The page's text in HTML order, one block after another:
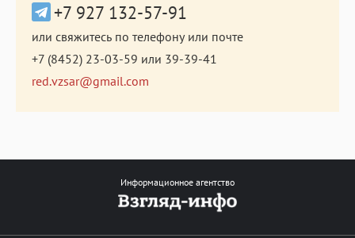
+7 927 132-57-91
или свяжитесь по телефону или почте
+7 (8452) 23-03-59 или 39-39-41
red.vzsar@gmail.com
Информационное агентство